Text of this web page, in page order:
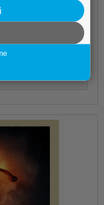
sanoa.